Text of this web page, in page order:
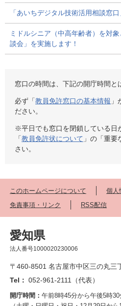
「あいちデジタル技術活用相談窓
ミドルシニア（中高年齢者）を対
談会」を実施します！
窓口の時間は、下記の開庁時間と
必ず「教員免許窓口の基本情報 」
ださい。
※平日でも窓口を閉鎖している日
「教員免許状について 」の「重
さい。
このホームページについて
個人
免責事項・リンク
RSS配信
愛知県
法人番号1000020230006
〒460-8501 名古屋市中区三の丸三
Tel： 052-961-2111（代表）
開庁時間： 午前8時45分から午後5時30